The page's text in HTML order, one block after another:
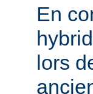
En
lors